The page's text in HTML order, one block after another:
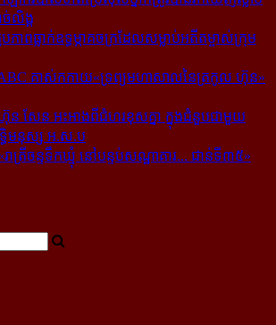
លិង្គ
បភាព​ធ្លាក់​ឧទ្ធម្ភាគចក្រ​ដែល​សម្លាប់​អតីត​ម្ចាស់​ក្រុម​
គាស់​កកាយ​«ទ្រព្យមហាសាល​នៃ​ត្រកូល ហ៊ុន»​
ន សែន អះអាង​ពី​ជំហរ​ខុស​គ្នា ក្នុង​ជំនួប​ជាមួយ​
ធិ​មនុស្ស អ.ស.ប
រាត្រីចន្ទទឹកឃ្មុំ នៅបន្ទប់សណ្ឋាគារ... ជាន់ទី៣៥»